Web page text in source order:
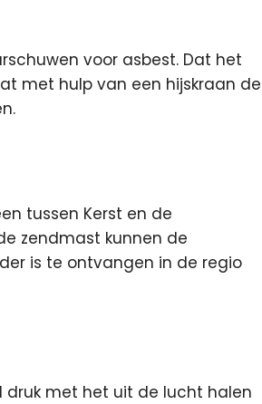
voor asbest. Dat het
met hulp van een hijskraan de
tussen Kerst en de
zendmast kunnen de
is te ontvangen in de regio
druk met het uit de lucht halen